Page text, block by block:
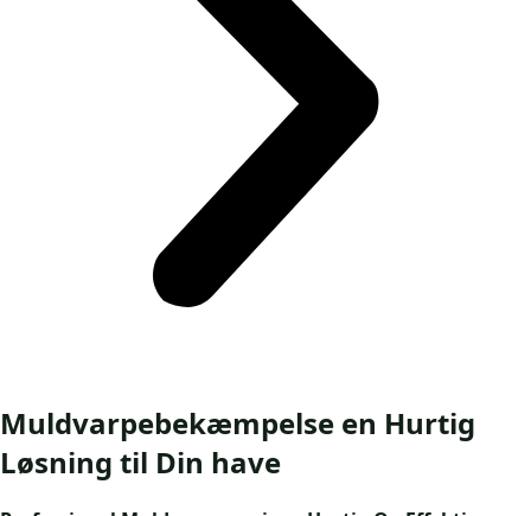
Muldvarpebekæmpelse en Hurtig
Løsning til Din have